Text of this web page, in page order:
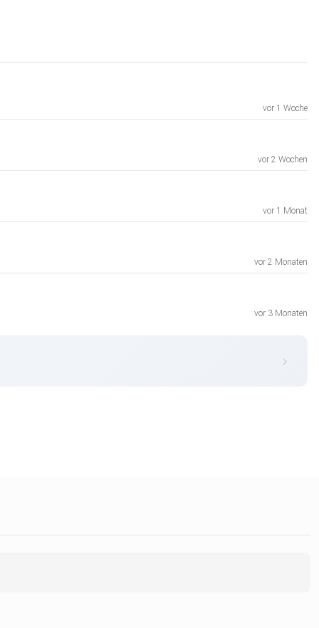
vor 1 Woche
vor 2 Wochen
vor 1 Monat
vor 2 Monaten
vor 3 Monaten